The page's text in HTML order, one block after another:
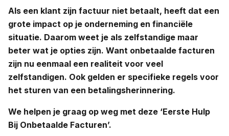
Als een klant zijn factuur niet betaalt, heeft dat een
grote impact op je onderneming en financiële
situatie. Daarom weet je als zelfstandige maar
beter wat je opties zijn. Want onbetaalde facturen
zijn nu eenmaal een realiteit voor veel
zelfstandigen. Ook gelden er specifieke regels voor
het sturen van een betalingsherinnering.
We helpen je graag op weg met deze ‘Eerste Hulp
Bij Onbetaalde Facturen’.